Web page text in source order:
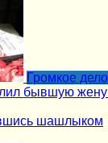
Громкое дело
бывшую
шашлыком